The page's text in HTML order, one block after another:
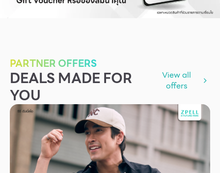
PARTNER OFFERS
DEALS MADE FOR
YOU
View all
offers